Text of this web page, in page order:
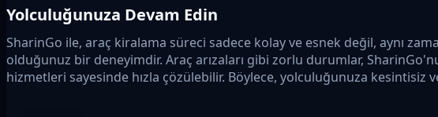
Yolculuğunuza Devam Edin
SharinGo ile, araç kiralama süreci sadece kolay ve esnek değil, aynı
olduğunuz bir deneyimdir. Araç arızaları gibi zorlu durumlar,
hizmetleri sayesinde hızla çözülebilir. Böylece, yolculuğunuza kesintisiz